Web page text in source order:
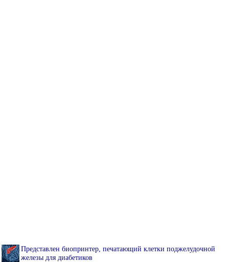
Представлен биопринтер, печатающий клетки поджелудочной
железы для диабетиков